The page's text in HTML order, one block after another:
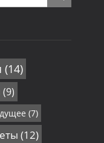
(14)
(9)
(7)
(12)